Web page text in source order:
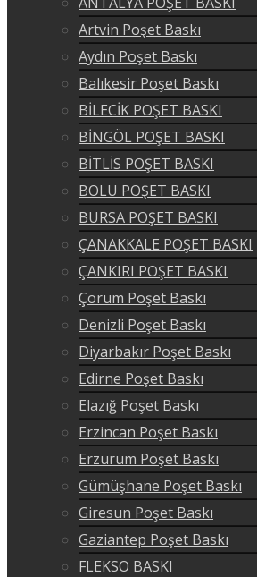
Artvin Poşet Baskı
Aydın Poşet Baskı
Balıkesir Poşet Baskı
BİLECİK POŞET BASKI
BİNGÖL POŞET BASKI
BİTLİS POŞET BASKI
BOLU POŞET BASKI
BURSA POŞET BASKI
ÇANAKKALE POŞET BASKI
ÇANKIRI POŞET BASKI
Çorum Poşet Baskı
Denizli Poşet Baskı
Diyarbakır Poşet Baskı
Edirne Poşet Baskı
Elazığ Poşet Baskı
Erzincan Poşet Baskı
Erzurum Poşet Baskı
Gümüşhane Poşet Baskı
Giresun Poşet Baskı
Gaziantep Poşet Baskı
FLEKSO BASKI